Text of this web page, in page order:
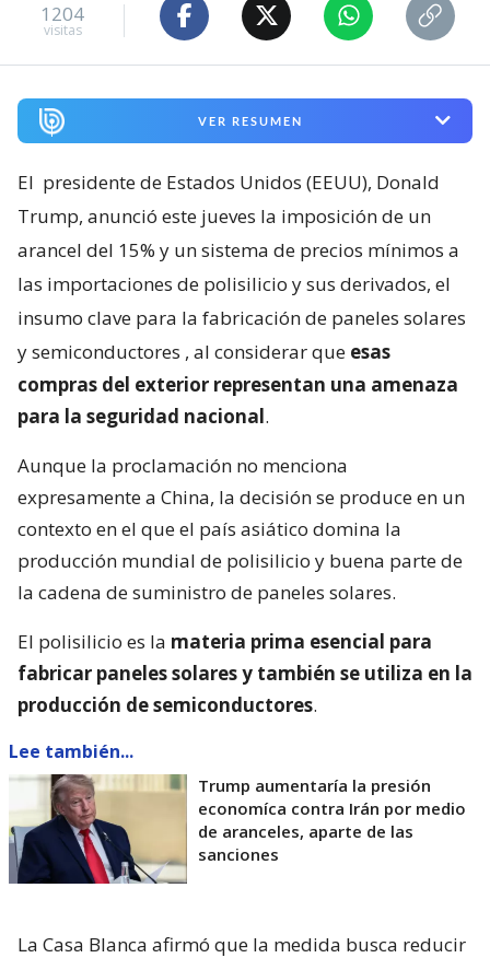
1204
visitas
VER RESUMEN
El presidente de Estados Unidos (EEUU), Donald
Trump, anunció este jueves la imposición de un
arancel del 15% y un sistema de precios mínimos a
las importaciones de polisilicio y sus derivados, el
insumo clave para la fabricación de paneles solares
y semiconductores , al considerar que esas
compras del exterior representan una amenaza
para la seguridad nacional.
Aunque la proclamación no menciona
expresamente a China, la decisión se produce en un
contexto en el que el país asiático domina la
producción mundial de polisilicio y buena parte de
la cadena de suministro de paneles solares.
El polisilicio es la materia prima esencial para
fabricar paneles solares y también se utiliza en la
producción de semiconductores.
Lee también...
Trump aumentaría la presión
economíca contra Irán por medio
de aranceles, aparte de las
sanciones
La Casa Blanca afirmó que la medida busca reducir